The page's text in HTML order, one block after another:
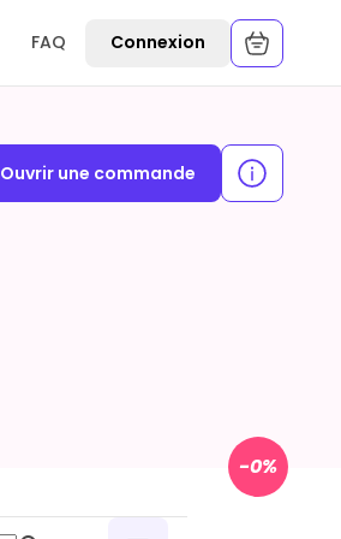
FAQ Connexion
Ouvrir une commande
-0%